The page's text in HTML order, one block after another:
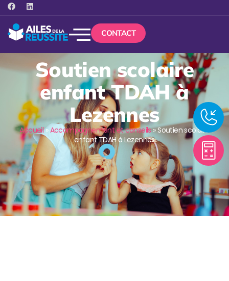
CONTACT
Soutien scolaire
enfant TDAH à
Lezennes
Accueil»Accompagnement et conseils»Soutien scolaire
enfant TDAH à Lezennes